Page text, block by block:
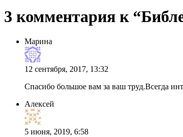
3 комментария к
Марина
12 сентября, 2017, 13:32
Спасибо большое вам за ваш труд.Всегда
Алексей
5 июня, 2019, 6:58